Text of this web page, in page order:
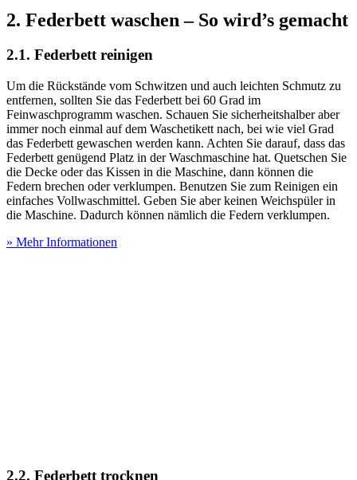
2. Federbett waschen – So wird’s gemacht
2.1. Federbett reinigen
Um die Rückstände vom Schwitzen und auch leichten Schmutz zu
entfernen, sollten Sie das Federbett bei 60 Grad im
Feinwaschprogramm waschen. Schauen Sie sicherheitshalber aber
immer noch einmal auf dem Waschetikett nach, bei wie viel Grad
das Federbett gewaschen werden kann. Achten Sie darauf, dass das
Federbett genügend Platz in der Waschmaschine hat. Quetschen Sie
die Decke oder das Kissen in die Maschine, dann können die
Federn brechen oder verklumpen. Benutzen Sie zum Reinigen ein
einfaches Vollwaschmittel. Geben Sie aber keinen Weichspüler in
die Maschine. Dadurch können nämlich die Federn verklumpen.
» Mehr Informationen
2.2. Federbett trocknen